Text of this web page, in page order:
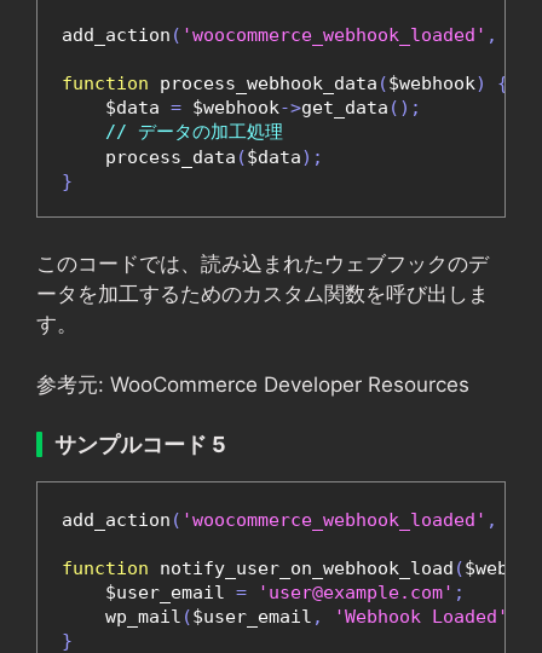
add_action ( 'woocommerce_webhook_loaded' ,
function process_webhook_data ($webhook)
{
    $data
= $webhook->get_data ();
// データの加工処理
    process_data
($data);
}
このコードでは、読み込まれたウェブフックのデ
ータを加工するためのカスタム関数を呼び出しま
す。
参考元: WooCommerce Developer Resources
サンプルコード 5
add_action ( 'woocommerce_webhook_loaded' ,
function notify_user_on_webhook_load (
    $user_email
= 'user@example.com' ;
    wp_mail
($user_email , 'Webhook Loaded'
}